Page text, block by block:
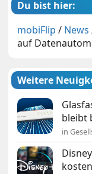
Du bist hier:
mobiFlip / News
auf
Weitere
bleibt
in